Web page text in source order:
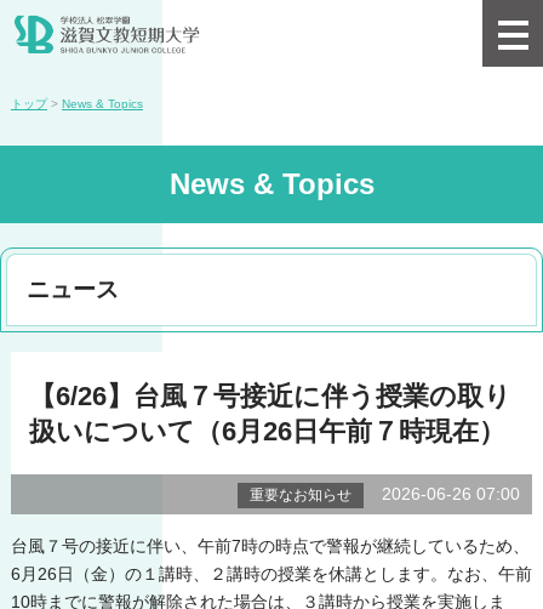
トップ > News & Topics
News & Topics
ニュース
【6/26】台風７号接近に伴う授業の取り
扱いについて（6月26日午前７時現在）
重要なお知らせ 2026-06-26 07:00
台風７号の接近に伴い、午前7時の時点で警報が継続しているため、
6月26日（金）の１講時、２講時の授業を休講とします。なお、午前
10時までに警報が解除された場合は、３講時から授業を実施しま